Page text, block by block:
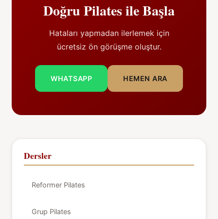
Doğru Pilates ile Başla
Hataları yapmadan ilerlemek için
ücretsiz ön görüşme oluştur.
WHATSAPP HEMEN ARA
Dersler
Reformer Pilates
Grup Pilates